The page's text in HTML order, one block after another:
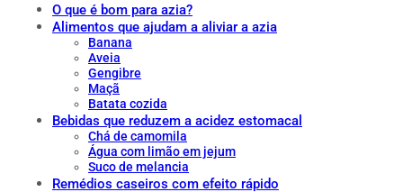
O que é bom para azia?
Alimentos que ajudam a aliviar a azia
Banana
Aveia
Gengibre
Maçã
Batata cozida
Bebidas que reduzem a acidez estomacal
Chá de camomila
Água com limão em jejum
Suco de melancia
Remédios caseiros com efeito rápido